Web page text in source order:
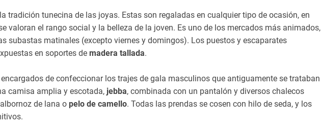
tradición tunecina de las joyas. Estas son regaladas en cualquier tipo de ocasión, en
valoran el rango social y la belleza de la joven. Es uno de los mercados más animados,
subastas matinales (excepto viernes y domingos). Los puestos y escaparates
en soportes de madera tallada.
encargados de confeccionar los trajes de gala masculinos que antiguamente se trataban
camisa amplia y escotada, jebba, combinada con un pantalón y diversos chalecos
de lana o pelo de camello. Todas las prendas se cosen con hilo de seda, y los